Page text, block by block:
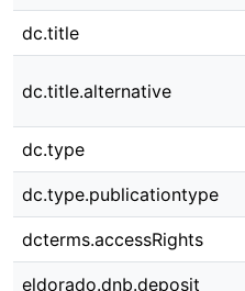
dc.title
dc.title.alternative
dc.type
dc.type.publicationtype
dcterms.accessRights
eldorado.dnb.deposit